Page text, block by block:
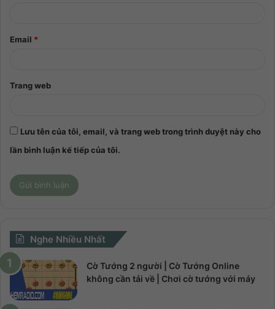
Email *
Trang web
Lưu tên của tôi, email, và trang web trong trình duyệt này cho
lần bình luận kế tiếp của tôi.
Nghe Nhiều Nhất
Cờ Tướng 2 người | Cờ Tướng Online
không cần tải về | Chơi cờ tướng với máy